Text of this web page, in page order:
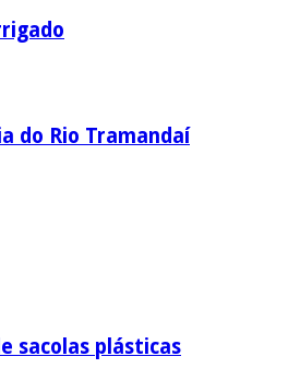
do Rio Tramandaí
sacolas plásticas